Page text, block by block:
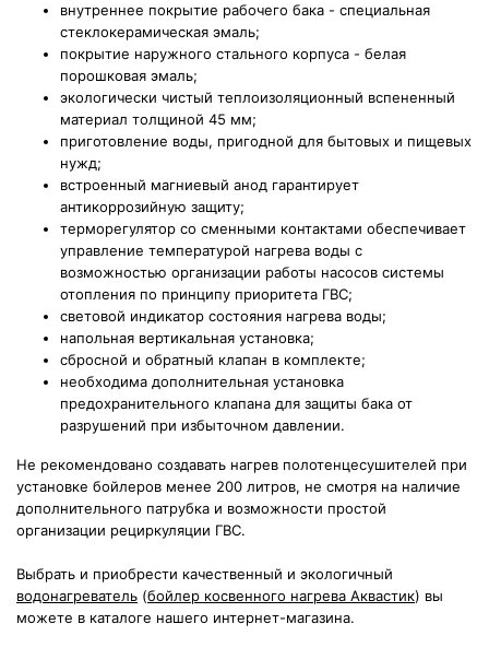
внутреннее покрытие рабочего бака - специальная
стеклокерамическая эмаль;
покрытие наружного стального корпуса - белая
порошковая эмаль;
экологически чистый теплоизоляционный вспененный
материал толщиной 45 мм;
приготовление воды, пригодной для бытовых и пищевых
нужд;
встроенный магниевый анод гарантирует
антикоррозийную защиту;
терморегулятор со сменными контактами обеспечивает
управление температурой нагрева воды с
возможностью организации работы насосов системы
отопления по принципу приоритета ГВС;
световой индикатор состояния нагрева воды;
напольная вертикальная установка;
сбросной и обратный клапан в комплекте;
необходима дополнительная установка
предохранительного клапана для защиты бака от
разрушений при избыточном давлении.
Не рекомендовано создавать нагрев полотенцесушителей при
установке бойлеров менее 200 литров, не смотря на наличие
дополнительного патрубка и возможности простой
организации рециркуляции ГВС.
Выбрать и приобрести качественный и экологичный
водонагреватель (бойлер косвенного нагрева Аквастик) вы
можете в каталоге нашего интернет-магазина.